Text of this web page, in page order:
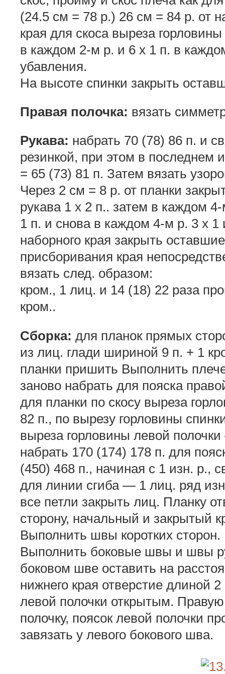
(24.5 см = 78 р.) 26 см = 84 р. от
края для скоса выреза
в каждом 2-м р. и 6 х 1 п. в
убавления.
На высоте спинки закрыть
Правая полочка: вязать
Рукава: набрать 70 (78) 86 п. и
резинкой, при этом в последнем
= 65 (73) 81 п. Затем вязать
Через 2 см = 8 р. от планки
рукава 1 х 2 п.. затем в каждом
1 п. и снова в каждом 4-м р. 3 х 1
наборного края закрыть
присборивания края
вязать след. образом:
кром., 1 лиц. и 14 (18) 22 раза
кром..
Сборка: для планок прямых
из лиц. глади шириной 9 п. + 1
планки пришить Выполнить
заново набрать для пояска
для планки по скосу выреза
82 п., по вырезу горловины
выреза горловины левой
набрать 170 (174) 178 п. для
(450) 468 п., начиная с 1 изн. р.,
для линии сгиба — 1 лиц. ряд
все петли закрыть лиц. Планку
сторону, начальный и закрытый
Выполнить швы коротких сторон.
Выполнить боковые швы и швы
боковом шве оставить на
нижнего края отверстие длиной
левой полочки открытым.
полочку, поясок левой полочки
завязать у левого бокового шва.